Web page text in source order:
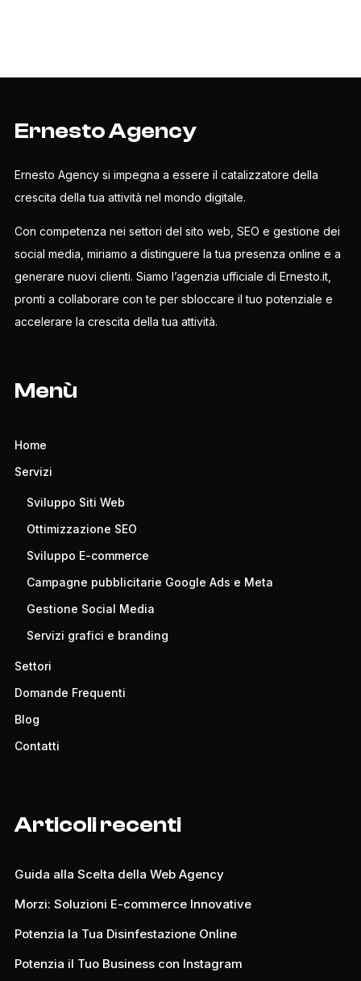
Ernesto Agency
Ernesto Agency si impegna a essere il catalizzatore della
crescita della tua attività nel mondo digitale.
Con competenza nei settori del sito web, SEO e gestione dei
social media, miriamo a distinguere la tua presenza online e a
generare nuovi clienti. Siamo l’agenzia ufficiale di Ernesto.it,
pronti a collaborare con te per sbloccare il tuo potenziale e
accelerare la crescita della tua attività.
Menù
Home
Servizi
Sviluppo Siti Web
Ottimizzazione SEO
Sviluppo E-commerce
Campagne pubblicitarie Google Ads e Meta
Gestione Social Media
Servizi grafici e branding
Settori
Domande Frequenti
Blog
Contatti
Articoli recenti
Guida alla Scelta della Web Agency
Morzi: Soluzioni E-commerce Innovative
Potenzia la Tua Disinfestazione Online
Potenzia il Tuo Business con Instagram